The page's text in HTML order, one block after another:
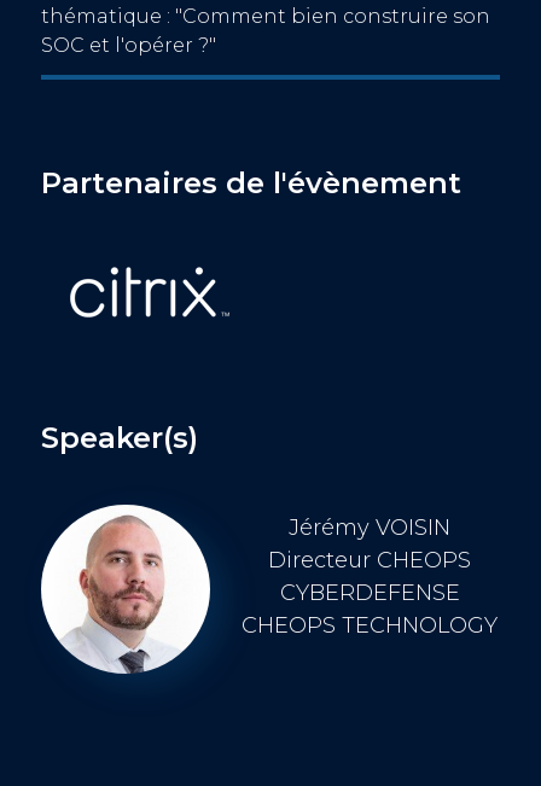
thématique : "Comment bien construire son
SOC et l'opérer ?"
Partenaires de l'évènement
Speaker(s)
Jérémy VOISIN
Directeur CHEOPS
CYBERDEFENSE
CHEOPS TECHNOLOGY